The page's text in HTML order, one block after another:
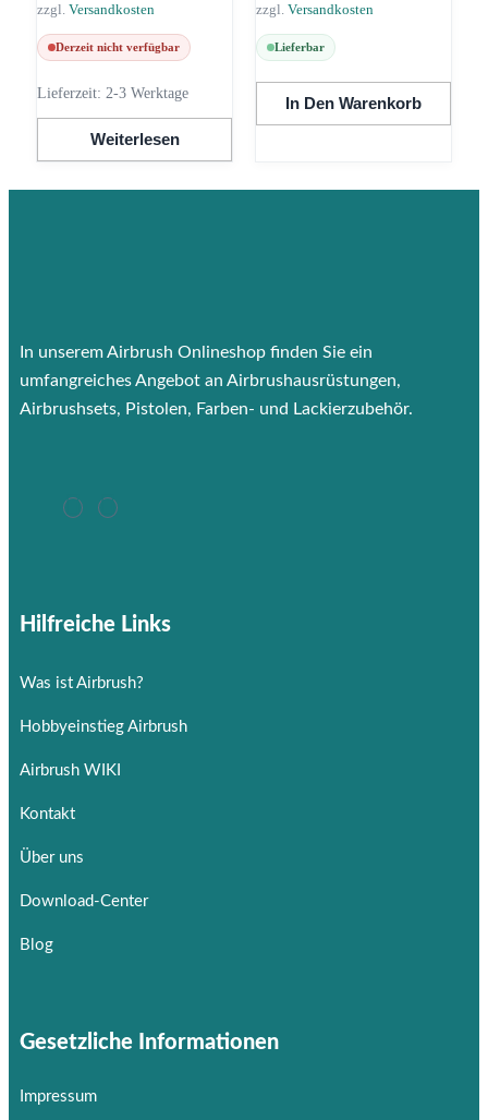
zzgl. Versandkosten
Derzeit nicht verfügbar
Lieferzeit: 2-3 Werktage
Weiterlesen
zzgl. Versandkosten
Lieferbar
In Den Warenkorb
In unserem Airbrush Onlineshop finden Sie ein
umfangreiches Angebot an Airbrushausrüstungen,
Airbrushsets, Pistolen, Farben- und Lackierzubehör.
Hilfreiche Links
Was ist Airbrush?
Hobbyeinstieg Airbrush
Airbrush WIKI
Kontakt
Über uns
Download-Center
Blog
Gesetzliche Informationen
Impressum